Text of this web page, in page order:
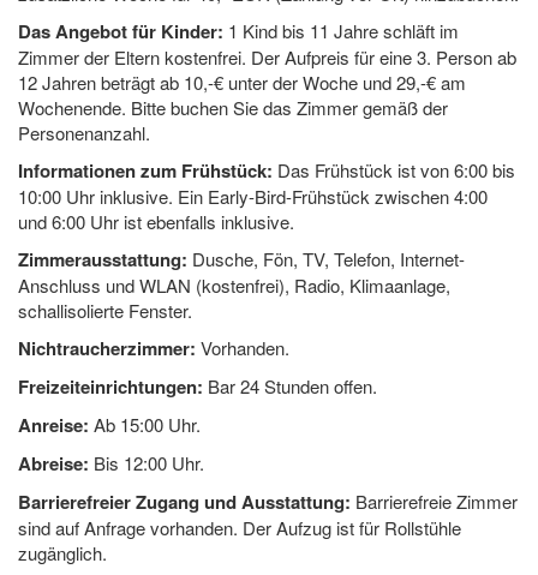
Das Angebot für Kinder: 1 Kind bis 11 Jahre schläft im
Zimmer der Eltern kostenfrei. Der Aufpreis für eine 3. Person ab
12 Jahren beträgt ab 10,-€ unter der Woche und 29,-€ am
Wochenende. Bitte buchen Sie das Zimmer gemäß der
Personenanzahl.
Informationen zum Frühstück: Das Frühstück ist von 6:00 bis
10:00 Uhr inklusive. Ein Early-Bird-Frühstück zwischen 4:00
und 6:00 Uhr ist ebenfalls inklusive.
Zimmerausstattung: Dusche, Fön, TV, Telefon, Internet-
Anschluss und WLAN (kostenfrei), Radio, Klimaanlage,
schallisolierte Fenster.
Nichtraucherzimmer: Vorhanden.
Freizeiteinrichtungen: Bar 24 Stunden offen.
Anreise: Ab 15:00 Uhr.
Abreise: Bis 12:00 Uhr.
Barrierefreier Zugang und Ausstattung: Barrierefreie Zimmer
sind auf Anfrage vorhanden. Der Aufzug ist für Rollstühle
zugänglich.